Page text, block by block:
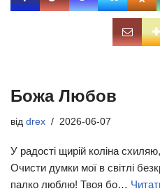
Божа Любов
від drex 2026-06-07
У радості щирій коліна
Очисти думки мої в світлі
палко люблю! Твоя бо…